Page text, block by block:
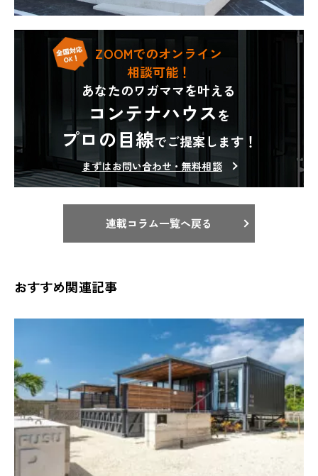
ZOOMでのオンライン
相談可能！
あなたのワガママを叶える
コンテナハウスを
プロの目線でご提案します！
まずはお問い合わせ・無料相談
連載コラム一覧へ戻る
おすすめ関連記事